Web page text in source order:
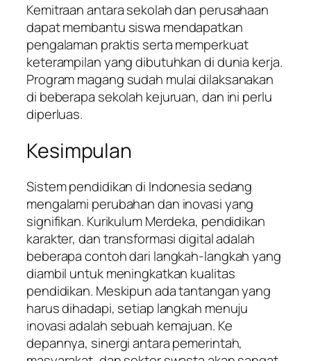
Kemitraan antara sekolah dan perusahaan
dapat membantu siswa mendapatkan
pengalaman praktis serta memperkuat
keterampilan yang dibutuhkan di dunia kerja.
Program magang sudah mulai dilaksanakan
di beberapa sekolah kejuruan, dan ini perlu
diperluas.
Kesimpulan
Sistem pendidikan di Indonesia sedang
mengalami perubahan dan inovasi yang
signifikan. Kurikulum Merdeka, pendidikan
karakter, dan transformasi digital adalah
beberapa contoh dari langkah-langkah yang
diambil untuk meningkatkan kualitas
pendidikan. Meskipun ada tantangan yang
harus dihadapi, setiap langkah menuju
inovasi adalah sebuah kemajuan. Ke
depannya, sinergi antara pemerintah,